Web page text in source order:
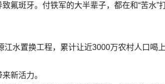
氟斑牙。付铁军的大半辈子，都在和“苦水
水置换工程，累计让近3000万农村人口喝
新活力。